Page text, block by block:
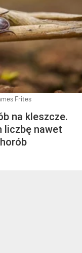
Frites
na kleszcze.
liczbę nawet